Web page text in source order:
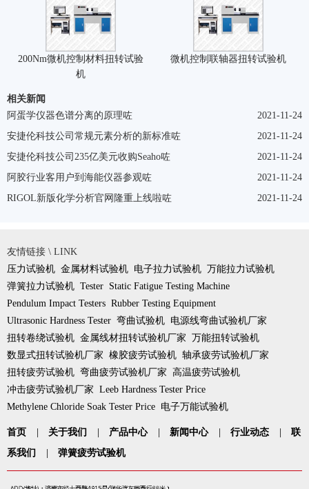
200Nm微机控制材料扭转试验
机
微机控制联轴器扭转试验机
相关新闻
2021-11-24
阿蛋学仪器色谱分离的原理咗
2021-11-24
安捷伦科技公司常规元素分析的新标准咗
2021-11-24
安捷伦科技公司235亿美元收购Seaho咗
2021-11-24
阿胶行业客用户到海能仪器参观咗
2021-11-24
RIGOL新版化学分析官网隆重上线啦咗
友情链接 \ LINK
压力试验机 金属材料试验机 电子拉力试验机 万能拉力试验机
弹簧拉力试验机 Tester Static Fatigue Testing Machine
Pendulum Impact Testers Rubber Testing Equipment
Ultrasonic Hardness Tester 弯曲试验机 电源线弯曲试验机厂家
扭转卷绕试验机 金属线材扭转试验机厂家 万能扭转试验机
数显式扭转试验机厂家 橡胶疲劳试验机 轴承疲劳试验机厂家
扭转疲劳试验机 弯曲疲劳试验机厂家 高温疲劳试验机
冲击疲劳试验机厂家 Leeb Hardness Tester Price
Methylene Chloride Soak Tester Price 电子万能试验机
首页 关于我们 产品中心 新闻中心 行业动态
联
系我们
弹簧疲劳试验机